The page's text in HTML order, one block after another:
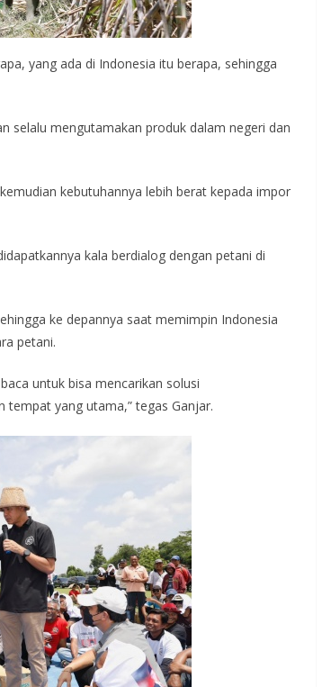
yang ada di Indonesia itu berapa, sehingga
selalu mengutamakan produk dalam negeri dan
kebutuhannya lebih berat kepada impor
kala berdialog dengan petani di
ke depannya saat memimpin Indonesia
petani.
untuk bisa mencarikan solusi
tempat yang utama,” tegas Ganjar.